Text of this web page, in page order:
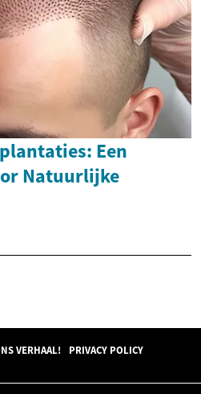
Een
Natuurlijke
VERHAAL! PRIVACY POLICY